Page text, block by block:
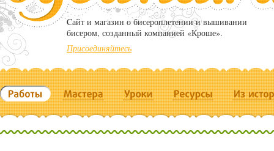
Cайт и магазин о бисероплетении и вышивании
бисером, созданный компанией «Кроше».
Присоединяйтесь